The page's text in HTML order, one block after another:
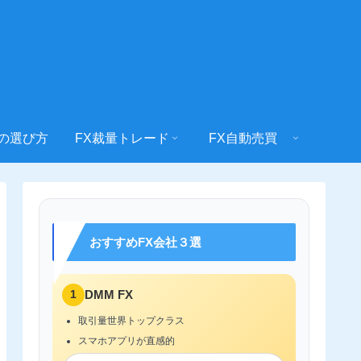
選び方 FX裁量トレード FX自動売買
おすすめFX会社３選
1 DMM FX
取引量世界トップクラス
スマホアプリが直感的